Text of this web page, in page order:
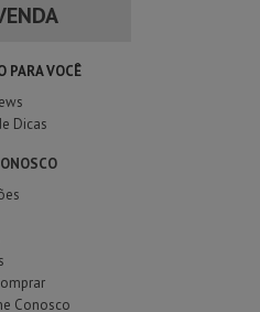
PARA VOCÊ
Dicas
Conosco